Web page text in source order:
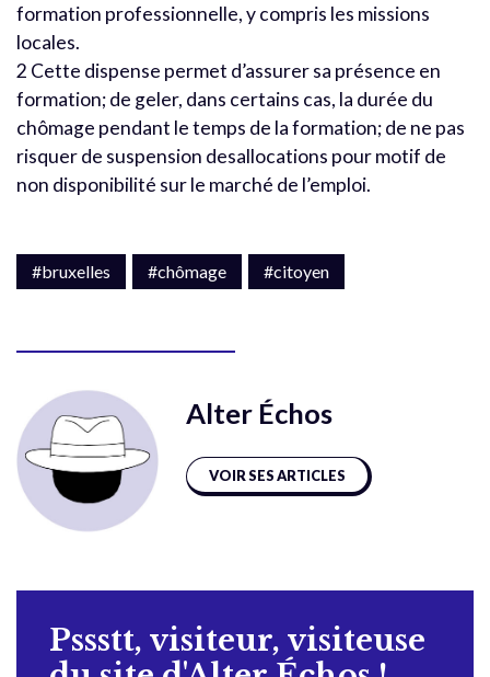
formation professionnelle, y compris les missions
locales.
2 Cette dispense permet d’assurer sa présence en
formation; de geler, dans certains cas, la durée du
chômage pendant le temps de la formation; de ne pas
risquer de suspension desallocations pour motif de
non disponibilité sur le marché de l’emploi.
#bruxelles #chômage #citoyen
Alter Échos
VOIR SES ARTICLES
Pssstt, visiteur, visiteuse